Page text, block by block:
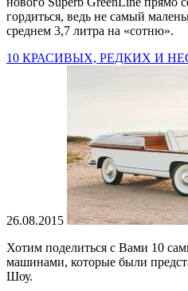
гордиться, ведь не самый
среднем 3,7 литра на «сотню».
10 КРАСИВЫХ, РЕДКИХ И
26.08.2015
Хотим поделиться с Вами 10
машинами, которые были
Шоу.